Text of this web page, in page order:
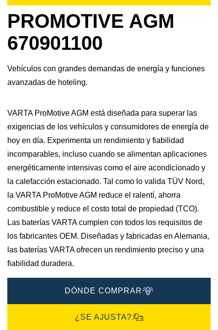
PROMOTIVE AGM
670901100
Vehículos con grandes demandas de energía y funciones
avanzadas de hoteling.
VARTA ProMotive AGM está diseñada para superar las
exigencias de los vehículos y consumidores de energía de
hoy en día. Experimenta un rendimiento y fiabilidad
incomparables, incluso cuando se alimentan aplicaciones
energéticamente intensivas como el aire acondicionado y
la calefacción estacionado. Tal como lo valida TÜV Nord,
la VARTA ProMotive AGM reduce el ralentí, ahorra
combustible y reduce el costo total de propiedad (TCO).
Las baterías VARTA cumplen con todos los requisitos de
los fabricantes OEM. Diseñadas y fabricadas en Alemania,
las baterías VARTA ofrecen un rendimiento preciso y una
fiabilidad duradera.
DÓNDE COMPRAR
¿SE AJUSTA?